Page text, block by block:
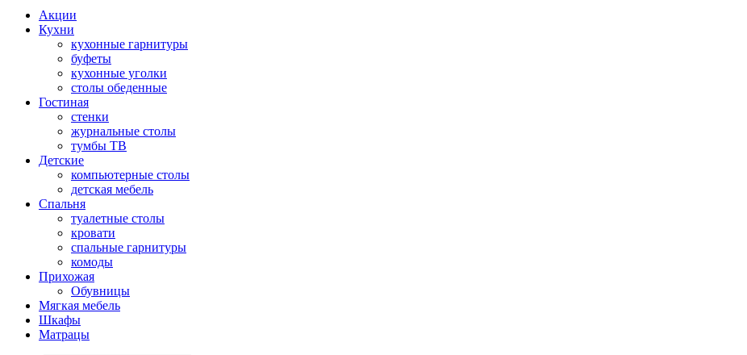
Акции
Кухни
кухонные гарнитуры
буфеты
кухонные уголки
столы обеденные
Гостиная
стенки
журнальные столы
тумбы ТВ
Детские
компьютерные столы
детская мебель
Спальня
туалетные столы
кровати
спальные гарнитуры
комоды
Прихожая
Обувницы
Мягкая мебель
Шкафы
Матрацы